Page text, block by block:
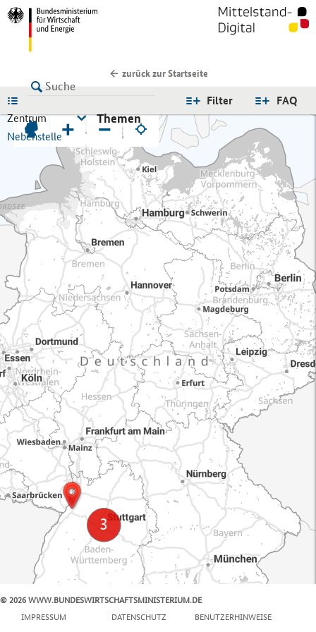
zurück zur Startseite
FAQ
Filter
Zentrum
Nebenstelle
Themen
+ −
© 2026 WWW.BUNDESWIRTSCHAFTSMINISTERIUM.DE
IMPRESSUM
DATENSCHUTZ BENUTZERHINWEISE